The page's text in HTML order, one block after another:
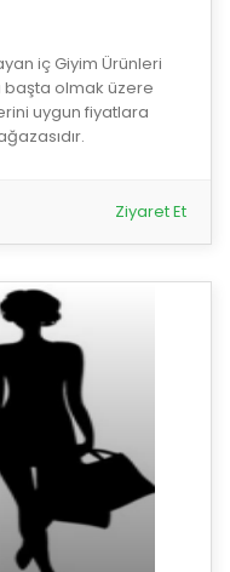
iç Giyim Ürünleri
başta olmak üzere
uygun fiyatlara
Ziyaret Et